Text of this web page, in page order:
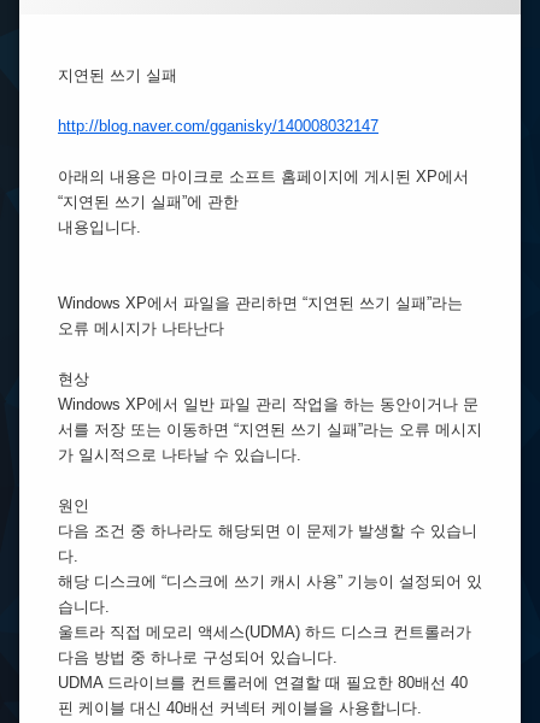
지연된 쓰기 실패
http://blog.naver.com/gganisky/140008032147
아래의 내용은 마이크로 소프트 홈페이지에 게시된 XP에서
“지연된 쓰기 실패”에 관한
내용입니다.
Windows XP에서 파일을 관리하면 “지연된 쓰기 실패”라는
오류 메시지가 나타난다
현상
Windows XP에서 일반 파일 관리 작업을 하는 동안이거나 문
서를 저장 또는 이동하면 “지연된 쓰기 실패”라는 오류 메시지
가 일시적으로 나타날 수 있습니다.
원인
다음 조건 중 하나라도 해당되면 이 문제가 발생할 수 있습니
다.
해당 디스크에 “디스크에 쓰기 캐시 사용” 기능이 설정되어 있
습니다.
울트라 직접 메모리 액세스(UDMA) 하드 디스크 컨트롤러가
다음 방법 중 하나로 구성되어 있습니다.
UDMA 드라이브를 컨트롤러에 연결할 때 필요한 80배선 40
핀 케이블 대신 40배선 커넥터 케이블을 사용합니다.